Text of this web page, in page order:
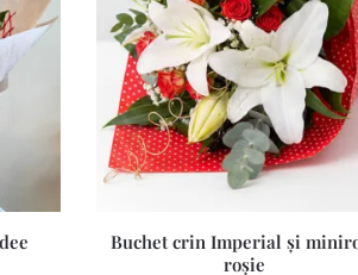
Buchet crin Imperial și
roșie